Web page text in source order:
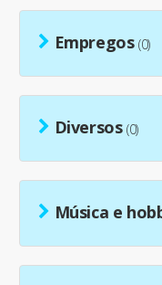
Empregos (0)
Diversos (0)
Música e